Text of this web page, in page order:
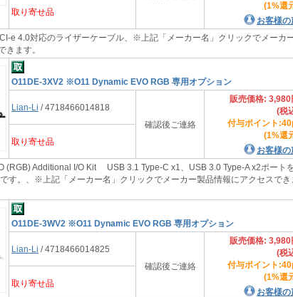
(1%還
お客様の
取り寄せ品
e 4.0対応のライザーケーブル、※上記「メーカー名」クリックでメーカ
きます。
O11DE-3XV2 ※O11 Dynamic EVO RGB 専用オプション
Lian-Li / 4718466014818
確認後ご連絡
販売価格: 3,980
(税
付与ポイント
(1%還
お客様の
取り寄せ品
(RGB) Additional I/O Kit USB 3.1 Type-C x1、USB 3.0 Type-A x2ポート
す。、※上記「メーカー名」クリックでメーカー製品情報にアクセスでき
O11DE-3WV2 ※O11 Dynamic EVO RGB 専用オプション
Lian-Li / 4718466014825
確認後ご連絡
販売価格: 3,980
(税
付与ポイント
(1%還
お客様の
取り寄せ品